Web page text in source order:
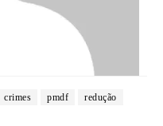
crimes pmdf redução